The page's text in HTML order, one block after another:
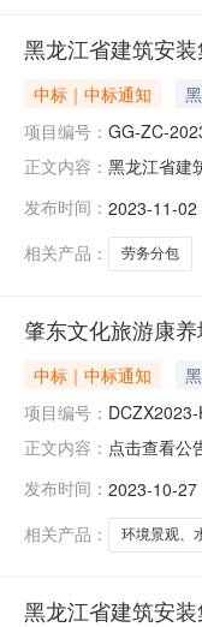
黑龙江省建筑安
中标｜中标通知
项目编号： GG-ZC-
正文内容： 黑龙江省建
十一2023-
2023年
发布时间： 2023-11-02
相关产品：
劳务分包
肇东文化旅游康
中标｜中标通知
项目编号：
正文内容： 点击查看公
标人：哈尔
发布时间： 2023-10-27
相关产品：
环境景观、
黑龙江省建筑安